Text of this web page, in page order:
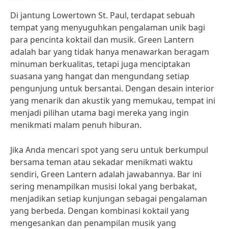
Di jantung Lowertown St. Paul, terdapat sebuah
tempat yang menyuguhkan pengalaman unik bagi
para pencinta koktail dan musik. Green Lantern
adalah bar yang tidak hanya menawarkan beragam
minuman berkualitas, tetapi juga menciptakan
suasana yang hangat dan mengundang setiap
pengunjung untuk bersantai. Dengan desain interior
yang menarik dan akustik yang memukau, tempat ini
menjadi pilihan utama bagi mereka yang ingin
menikmati malam penuh hiburan.
Jika Anda mencari spot yang seru untuk berkumpul
bersama teman atau sekadar menikmati waktu
sendiri, Green Lantern adalah jawabannya. Bar ini
sering menampilkan musisi lokal yang berbakat,
menjadikan setiap kunjungan sebagai pengalaman
yang berbeda. Dengan kombinasi koktail yang
mengesankan dan penampilan musik yang